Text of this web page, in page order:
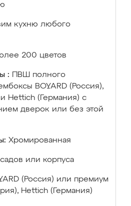
кухню любого
200 цветов
:
ПВШ полного
BOYARD (Россия),
Hettich (Германия) с
дверок или без этой
Хромированная
или корпуса
(Россия) или премиум
Hettich (Германия)